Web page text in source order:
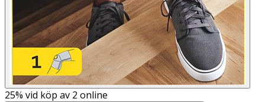
25% vid köp av 2 online